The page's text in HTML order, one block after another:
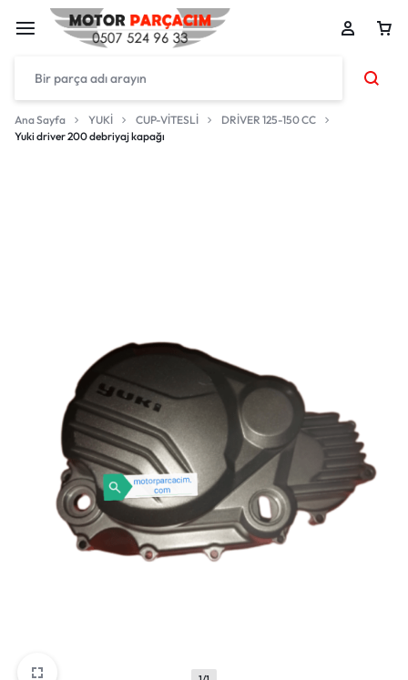
Ana Sayfa YUKİ CUP-VİTESLİ
DRİVER 125-150 CC
Yuki driver 200 debriyaj kapağı